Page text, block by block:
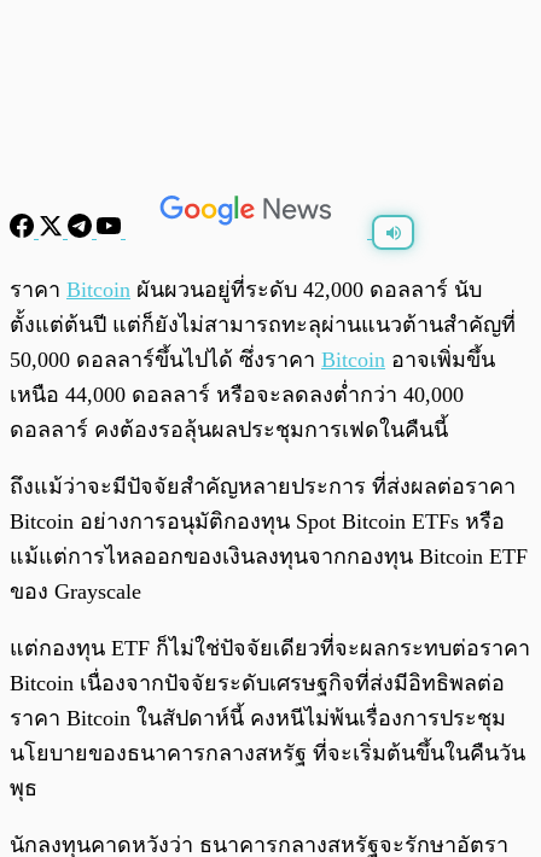
/ 0:00
ราคา Bitcoin ผันผวนอยู่ที่ระดับ 42,000 ดอลลาร์ นับ
ตั้งแต่ต้นปี แต่ก็ยังไม่สามารถทะลุผ่านแนวต้านสำคัญที่
50,000 ดอลลาร์ขึ้นไปได้ ซึ่งราคา Bitcoin อาจเพิ่มขึ้น
เหนือ 44,000 ดอลลาร์ หรือจะลดลงต่ำกว่า 40,000
ดอลลาร์ คงต้องรอลุ้นผลประชุมการเฟดในคืนนี้
ถึงแม้ว่าจะมีปัจจัยสำคัญหลายประการ ที่ส่งผลต่อราคา
Bitcoin อย่างการอนุมัติกองทุน Spot Bitcoin ETFs หรือ
แม้แต่การไหลออกของเงินลงทุนจากกองทุน Bitcoin ETF
ของ Grayscale
แต่กองทุน ETF ก็ไม่ใช่ปัจจัยเดียวที่จะผลกระทบต่อราคา
Bitcoin เนื่องจากปัจจัยระดับเศรษฐกิจที่ส่งมีอิทธิพลต่อ
ราคา Bitcoin ในสัปดาห์นี้ คงหนีไม่พ้นเรื่องการประชุม
นโยบายของธนาคารกลางสหรัฐ ที่จะเริ่มต้นขึ้นในคืนวัน
พุธ
นักลงทุนคาดหวังว่า ธนาคารกลางสหรัฐจะรักษาอัตรา